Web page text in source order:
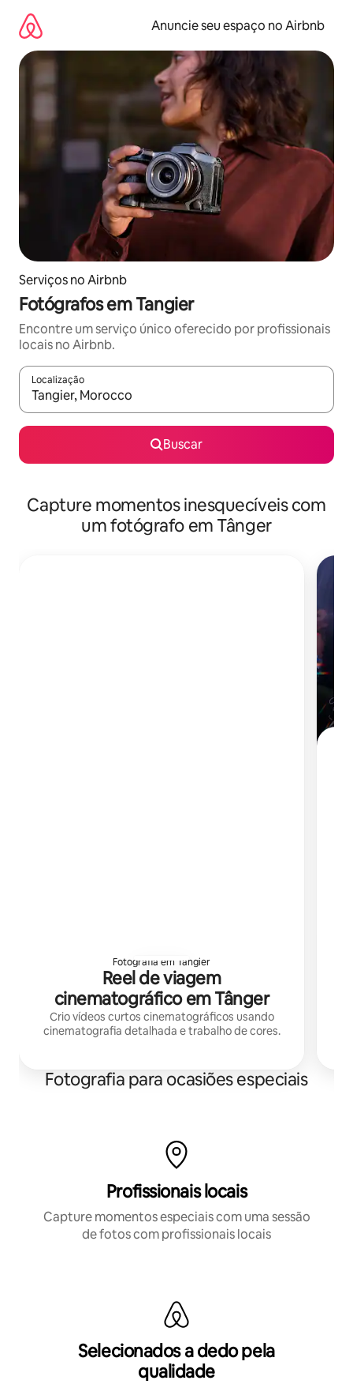
para
conteúdo
Anuncie seu espaço no Airbnb
Serviços no Airbnb
Fotógrafos em Tangier
Encontre um serviço único oferecido por profissionais
locais no Airbnb.
Localização
Quando os resultados estiverem disponíveis, explore-os
Buscar
Capture momentos inesquecíveis com
um fotógrafo em Tânger
Fotografia em Tangier
Reel de viagem
cinematográfico em Tânger
Crio vídeos curtos cinematográficos usando
cinematografia detalhada e trabalho de cores.
Fotografia para ocasiões especiais
Profissionais locais
Capture momentos especiais com uma sessão
de fotos com profissionais locais
Selecionados a dedo pela
qualidade